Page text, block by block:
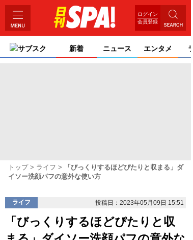
ログイン
会員登録
サブスク 新着 ニュース エンタメ
トップ ライフ
「びっくりするほどぴたりと収まる」ダ
イソー洗顔パフの意外な使い方
ライフ 投稿日：2023年05月09日 15:51
「びっくりするほどぴたりと収